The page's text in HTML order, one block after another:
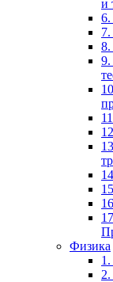
и
6.
8.
9.
Физика